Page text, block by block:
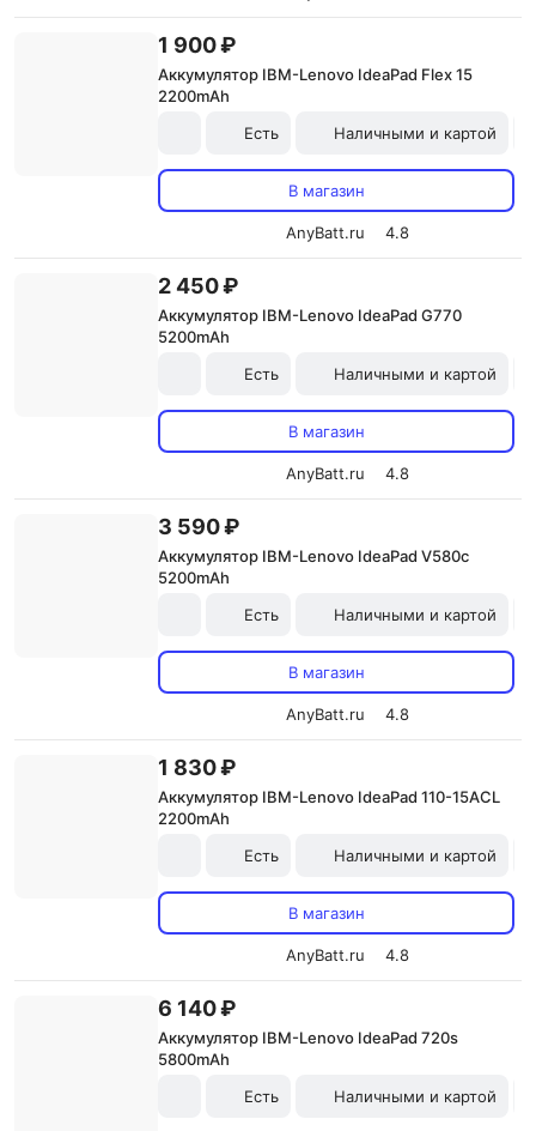
1 900 ₽
Аккумулятор IBM-Lenovo IdeaPad Flex 15
2200mAh
Есть
Наличными и картой
В магазин
AnyBatt.ru 4.8
2 450 ₽
Аккумулятор IBM-Lenovo IdeaPad G770
5200mAh
Есть
Наличными и картой
В магазин
AnyBatt.ru 4.8
3 590 ₽
Аккумулятор IBM-Lenovo IdeaPad V580c
5200mAh
Есть
Наличными и картой
В магазин
AnyBatt.ru 4.8
1 830 ₽
Аккумулятор IBM-Lenovo IdeaPad 110-15ACL
2200mAh
Есть
Наличными и картой
В магазин
AnyBatt.ru 4.8
6 140 ₽
Аккумулятор IBM-Lenovo IdeaPad 720s
5800mAh
Есть
Наличными и картой